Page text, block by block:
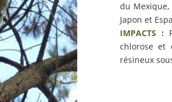
du
Japon et
IMPACTS :
chlorose et
résineux